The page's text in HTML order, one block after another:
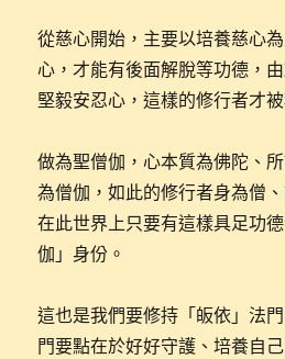
從慈心開始，主要以培養慈心
心，才能有後面解脫等功德，
堅毅安忍心，這樣的修行者才
做為聖僧伽，心本質為佛陀、
為僧伽，如此的修行者身為僧
在此世界上只要有這樣具足功
伽」身份。
這也是我們要修持「皈依」法
門要點在於好好守護、培養自